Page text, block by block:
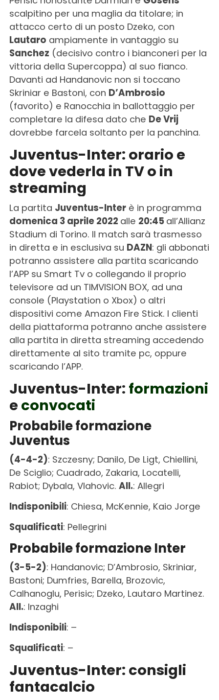
scalpitino per una maglia da titolare; in
attacco certo di un posto Dzeko, con
Lautaro ampiamente in vantaggio su
Sanchez (decisivo contro i bianconeri per la
vittoria della Supercoppa) al suo fianco.
Davanti ad Handanovic non si toccano
Skriniar e Bastoni, con D’Ambrosio
(favorito) e Ranocchia in ballottaggio per
completare la difesa dato che De Vrij
dovrebbe farcela soltanto per la panchina.
Juventus-Inter: orario e
dove vederla in TV o in
streaming
La partita Juventus-Interè in programma
domenica 3 aprile 2022 alle 20:45 all’Allianz
Stadium di Torino. Il match sarà trasmesso
in diretta e in esclusiva su DAZN: gli abbonati
potranno assistere alla partita scaricando
l’APP su Smart Tv o collegando il proprio
televisore ad un TIMVISION BOX, ad una
console (Playstation o Xbox) o altri
dispositivi come Amazon Fire Stick. I clienti
della piattaforma potranno anche assistere
alla partita in diretta streaming accedendo
direttamente al sito tramite pc, oppure
scaricando l’APP.
Juventus-Inter: formazioni
e convocati
Probabile formazione
Juventus
(4-4-2): Szczesny; Danilo, De Ligt, Chiellini,
De Sciglio; Cuadrado, Zakaria, Locatelli,
Rabiot; Dybala, Vlahovic. All.: Allegri
Indisponibili: Chiesa, McKennie, Kaio Jorge
Squalificati: Pellegrini
Probabile formazione Inter
(3-5-2): Handanovic; D’Ambrosio, Skriniar,
Bastoni; Dumfries, Barella, Brozovic,
Calhanoglu, Perisic; Dzeko, Lautaro Martinez.
All.: Inzaghi
Indisponibili: –
Squalificati: –
Juventus-Inter: consigli
fantacalcio